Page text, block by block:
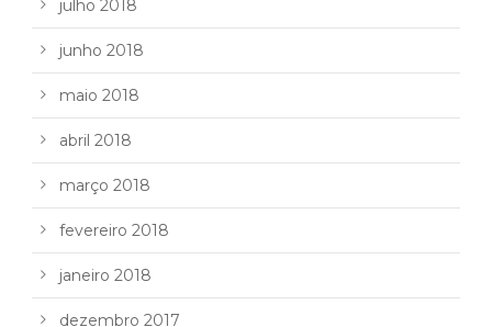
julho 2018
junho 2018
maio 2018
abril 2018
março 2018
fevereiro 2018
janeiro 2018
dezembro 2017